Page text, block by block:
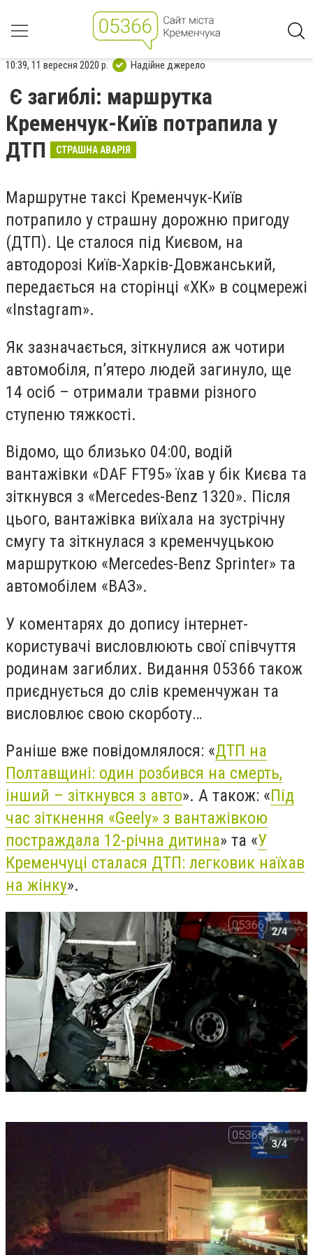
10:39, 11 вересня 2020 р. Надійне джерело
Є загиблі: маршрутка
Кременчук-Київ потрапила у
ДТП
СТРАШНА АВАРІЯ
Маршрутне таксі Кременчук-Київ
потрапило у страшну дорожню пригоду
(ДТП). Це сталося під Києвом, на
автодорозі Київ-Харків-Довжанський,
передається на сторінці «ХК» в соцмережі
«Instagram».
Як зазначається, зіткнулися аж чотири
автомобіля, п’ятеро людей загинуло, ще
14 осіб – отримали травми різного
ступеню тяжкості.
Відомо, що близько 04:00, водій
вантажівки «DAF FT95» їхав у бік Києва та
зіткнувся з «Mercedes-Benz 1320». Після
цього, вантажівка виїхала на зустрічну
смугу та зіткнулася з кременчуцькою
маршруткою «Mercedes-Benz Sprinter» та
автомобілем «ВАЗ».
У коментарях до допису інтернет-
користувачі висловлюють свої співчуття
родинам загиблих. Видання 05366 також
приєднується до слів кременчужан та
висловлює свою скорботу…
Раніше вже повідомлялося: «ДТП на
Полтавщині: один розбився на смерть,
інший – зіткнувся з авто». А також: «Під
час зіткнення «Geely» з вантажівкою
постраждала 12-річна дитина» та «У
Кременчуці сталася ДТП: легковик наїхав
на жінку».